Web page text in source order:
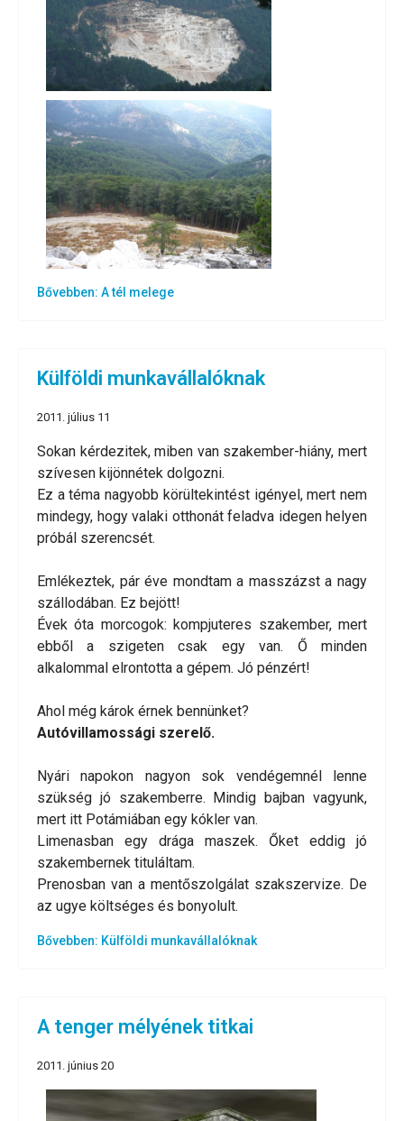
Bővebben: A tél melege
Külföldi munkavállalóknak
2011. július 11
Sokan kérdezitek, miben van szakember-hiány, mert
szívesen kijönnétek dolgozni.
Ez a téma nagyobb körültekintést igényel, mert nem
mindegy, hogy valaki otthonát feladva idegen helyen
próbál szerencsét.
Emlékeztek, pár éve mondtam a masszázst a nagy
szállodában. Ez bejött!
Évek óta morcogok: kompjuteres szakember, mert
ebből a szigeten csak egy van. Ő minden
alkalommal elrontotta a gépem. Jó pénzért!
Ahol még károk érnek bennünket?
Autóvillamossági szerelő.
Nyári napokon nagyon sok vendégemnél lenne
szükség jó szakemberre. Mindig bajban vagyunk,
mert itt Potámiában egy kókler van.
Limenasban egy drága maszek. Őket eddig jó
szakembernek tituláltam.
Prenosban van a mentőszolgálat szakszervize. De
az ugye költséges és bonyolult.
Bővebben: Külföldi munkavállalóknak
A tenger mélyének titkai
2011. június 20